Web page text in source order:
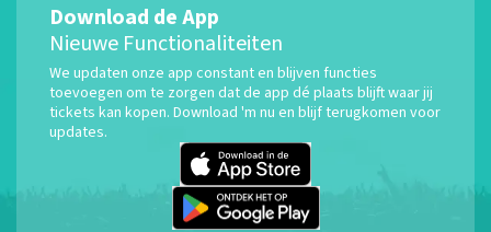
Download de App
Nieuwe Functionaliteiten
We updaten onze app constant en blijven functies
toevoegen om te zorgen dat de app dé plaats blijft waar jij
tickets kan kopen. Download 'm nu en blijf terugkomen voor
updates.